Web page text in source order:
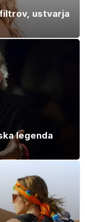
ustvarja
legenda